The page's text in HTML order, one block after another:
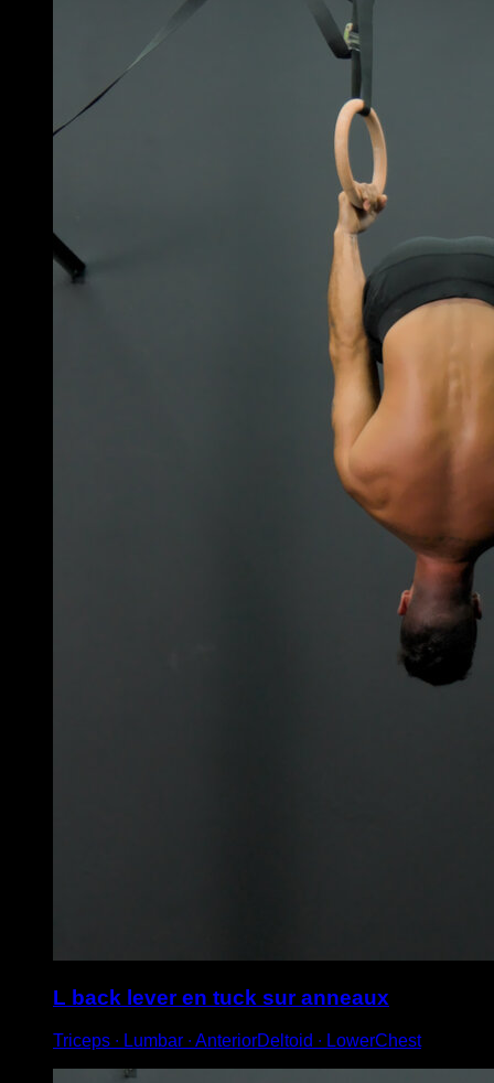
L back lever en tuck sur anneaux
Triceps ∙ Lumbar ∙ AnteriorDeltoid ∙ LowerChest